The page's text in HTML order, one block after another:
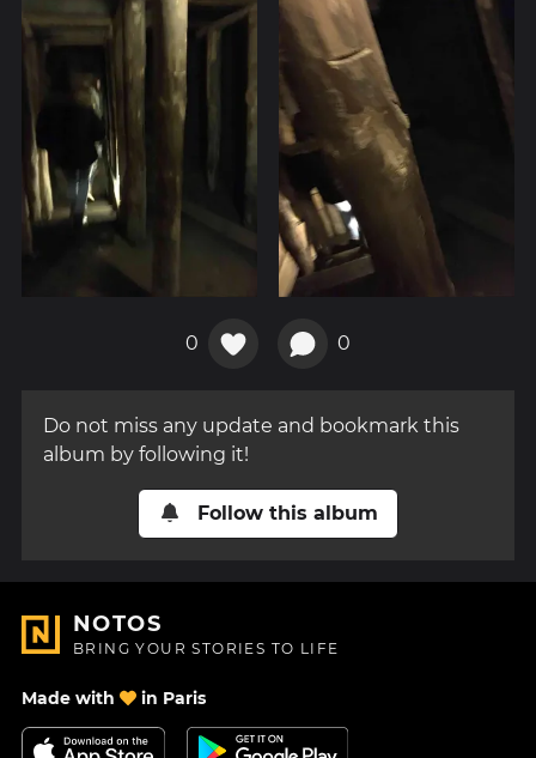
0 0
Do not miss any update and bookmark this
album by following it!
Follow this album
NOTOS
BRING YOUR STORIES TO LIFE
Made with in Paris